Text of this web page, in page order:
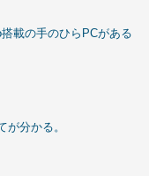
載の手のひらPCがある
分かる。